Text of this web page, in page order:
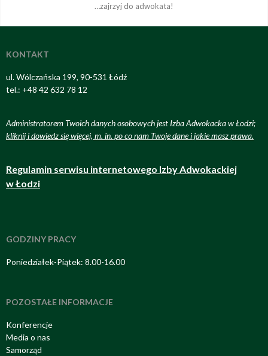
…zajrzyj do adwokata!
KONTAKT
ul. Wólczańska 199, 90-531 Łódź
tel.: +48 42 632 78 12
Administratorem Twoich danych osobowych jest Izba Adwokacka w Łodzi;
kliknij i dowiedz się więcej, m. in. po co nam Twoje dane i jakie masz prawa.
Regulamin serwisu internetowego Izby Adwokackiej
w Łodzi
GODZINY PRACY
Poniedziałek-Piątek: 8.00-16.00
POZOSTAŁE INFORMACJE
Konferencje
Media o nas
Samorząd